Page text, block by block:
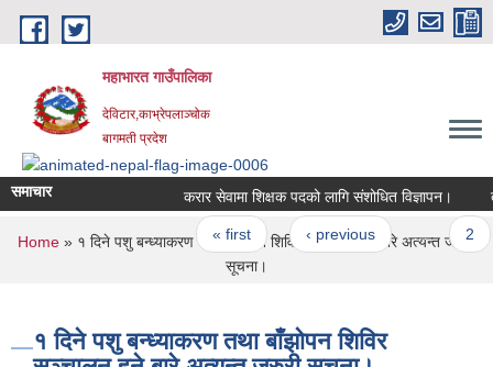
Skip to main content
महाभारत गाउँपालिका
देविटार,काभ्रेपलाञ्चोक
बागमती प्रदेश
समाचार करार सेवामा शिक्षक पदको लागि संशोधित विज्ञापन।
Pages
« first ‹ previous …
You are here
Home » १ दिने पशु बन्ध्याकरण तथा बाँझोपन शिविर सञ्चालन हुने बारे अत्यन्त जरुरी
सूचना।
१ दिने पशु बन्ध्याकरण तथा बाँझोपन शिविर